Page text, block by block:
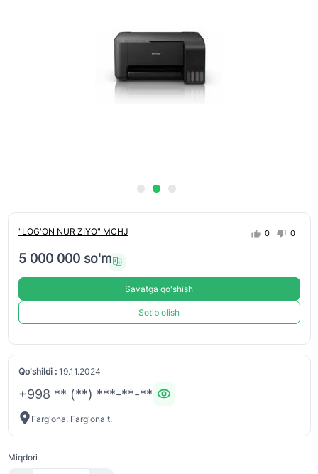
"LOG'ON NUR ZIYO" MCHJ 0 0
5 000 000 so'm
Savatga qo'shish
Sotib olish
Qo'shildi :19.11.2024
+998 ** (**) ***-**-**
Farg'ona, Farg'ona t.
Miqdori